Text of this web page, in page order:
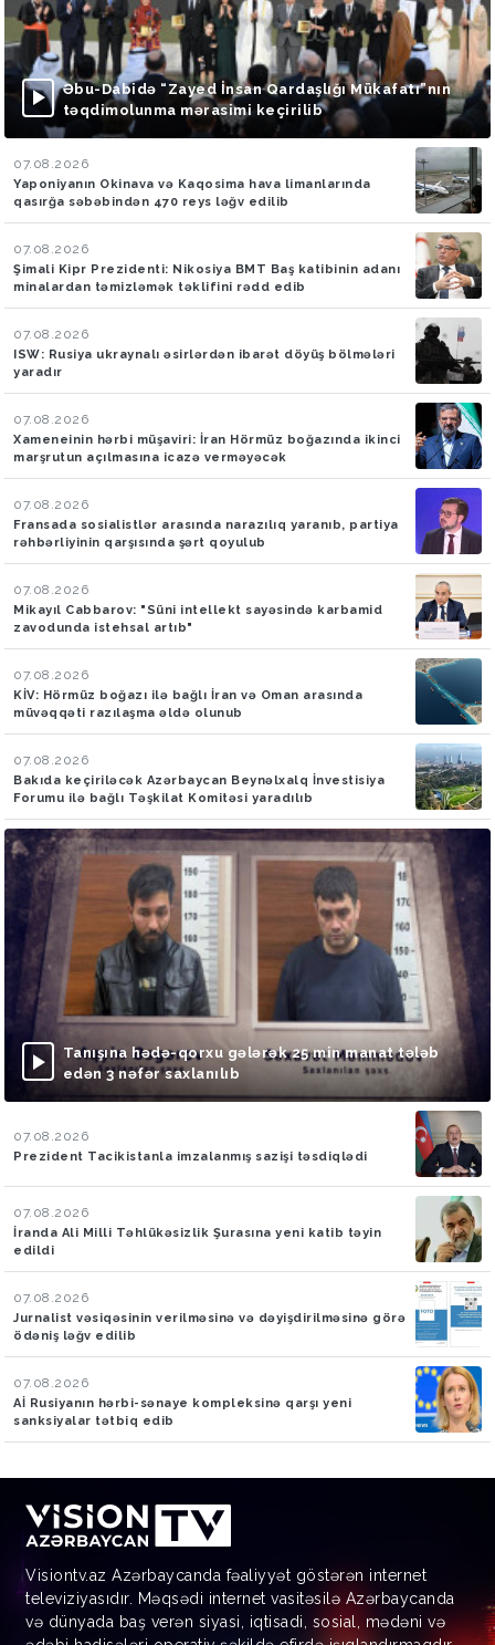
Əbu-Dabidə “Zayed İnsan Qardaşlığı Mükafatı”nın
təqdimolunma mərasimi keçirilib
07.08.2026
Yaponiyanın Okinava və Kaqosima hava limanlarında
qasırğa səbəbindən 470 reys ləğv edilib
07.08.2026
Şimali Kipr Prezidenti: Nikosiya BMT Baş katibinin adanı
minalardan təmizləmək təklifini rədd edib
07.08.2026
ISW: Rusiya ukraynalı əsirlərdən ibarət döyüş bölmələri
yaradır
07.08.2026
Xameneinin hərbi müşaviri: İran Hörmüz boğazında ikinci
marşrutun açılmasına icazə verməyəcək
07.08.2026
Fransada sosialistlər arasında narazılıq yaranıb, partiya
rəhbərliyinin qarşısında şərt qoyulub
07.08.2026
Mikayıl Cabbarov: "Süni intellekt sayəsində karbamid
zavodunda istehsal artıb"
07.08.2026
KİV: Hörmüz boğazı ilə bağlı İran və Oman arasında
müvəqqəti razılaşma əldə olunub
07.08.2026
Bakıda keçiriləcək Azərbaycan Beynəlxalq İnvestisiya
Forumu ilə bağlı Təşkilat Komitəsi yaradılıb
Tanışına hədə-qorxu gələrək 25 min manat tələb
edən 3 nəfər saxlanılıb
07.08.2026
Prezident Tacikistanla imzalanmış sazişi təsdiqlədi
07.08.2026
İranda Ali Milli Təhlükəsizlik Şurasına yeni katib təyin
edildi
07.08.2026
Jurnalist vəsiqəsinin verilməsinə və dəyişdirilməsinə görə
ödəniş ləğv edilib
07.08.2026
Aİ Rusiyanın hərbi-sənaye kompleksinə qarşı yeni
sanksiyalar tətbiq edib
Visiontv.az Azərbaycanda fəaliyyət göstərən internet
televiziyasıdır. Məqsədi internet vasitəsilə Azərbaycanda
və dünyada baş verən siyasi, iqtisadi, sosial, mədəni və